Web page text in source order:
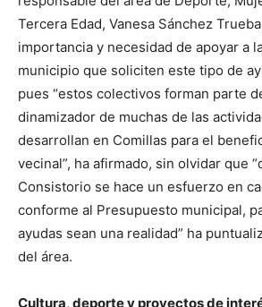
Tercera Edad, Vanesa Sánchez
importancia y necesidad de apoyar a
municipio que soliciten este tipo de
pues “estos colectivos forman parte
dinamizador de muchas de las
desarrollan en Comillas para el
vecinal”, ha afirmado, sin olvidar que
Consistorio se hace un esfuerzo en
conforme al Presupuesto municipal,
ayudas sean una realidad” ha
del área.
Cultura, deporte y proyectos de